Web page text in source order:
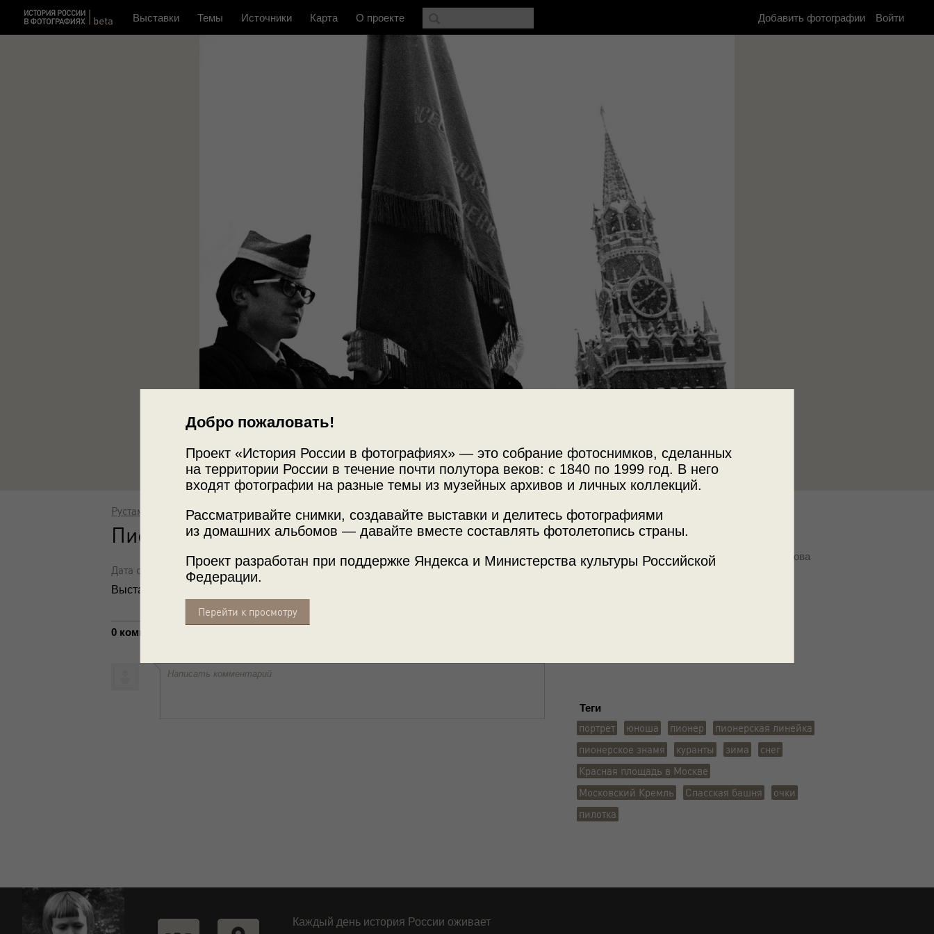
Добро пожаловать!
Проект «История России в фотографиях» — это собрание фотоснимков, сделанных
на территории России в течение почти полутора веков: с 1840 по 1999 год. В него
входят фотографии на разные темы из музейных архивов и личных коллекций.
Рассматривайте снимки, создавайте выставки и делитесь фотографиями
из домашних альбомов — давайте вместе составлять фотолетопись страны.
Проект разработан при поддержке Яндекса и Министерства культуры Российской
Федерации.
Перейти к просмотру
Выставки Темы Источники Карта О проекте Добавить фотографии Войти
Источник
Фотографии пользователей russiainphoto.ru
Архив Рустама Сулеймановича Мухаметзянова
Теги
портрет юноша пионер
пионерская линейка
пионерское знамя
куранты зима
снег
Красная площадь в Москве
Московский Кремль
Спасская башня
очки
пилотка
Рустам Мухаметзянов
Пионерская линейка на Красной площади
Дата съемки: 1 февраля 1977
Выставка
0 комментариев
Написать комментарий
Каждый день история России оживает